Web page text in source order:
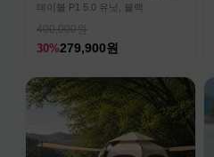
테이블 P1 5.0 유닛, 블랙
400,000원
30%279,900원